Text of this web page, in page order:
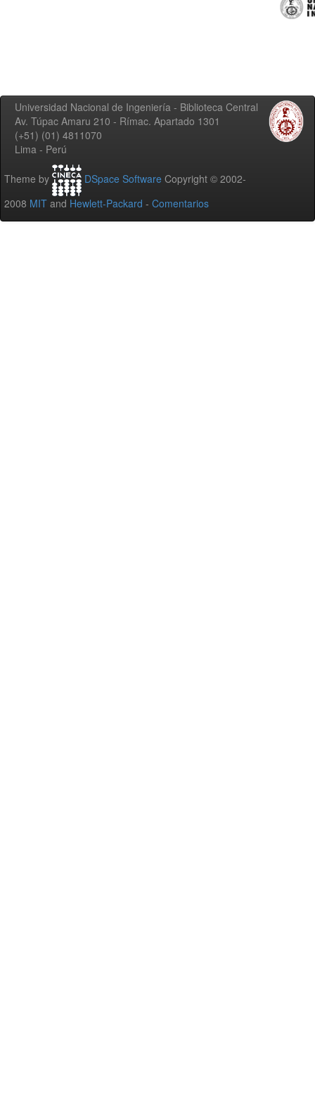
Universidad Nacional de Ingeniería - Biblioteca Central
Av. Túpac Amaru 210 - Rímac. Apartado 1301
(+51) (01) 4811070
Lima - Perú
Theme by DSpace Software Copyright © 2002-
2008 MIT and Hewlett-Packard - Comentarios